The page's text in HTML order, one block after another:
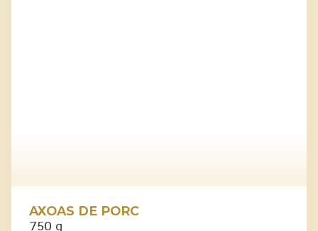
AXOAS DE PORC
750 g